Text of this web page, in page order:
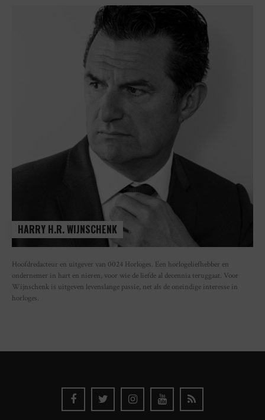
HARRY H.R. WIJNSCHENK
Hoofdredacteur en uitgever van 0024 Horloges. Een horlogeliefhebber en
ondernemer in hart en nieren, voor wie de liefde al decennia teruggaat. Voor
Wijnschenk is uitgeven levenslange passie, net als de oneindige interesse in
horloges.